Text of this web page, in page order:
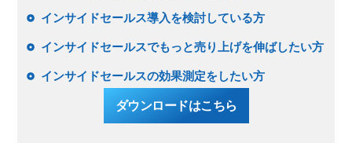
インサイドセールス導入を検討している方
インサイドセールスでもっと売り上げを伸ばしたい方
インサイドセールスの効果測定をしたい方
ダウンロードはこちら